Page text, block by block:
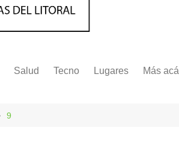
Salud Tecno Lugares Más acá
9